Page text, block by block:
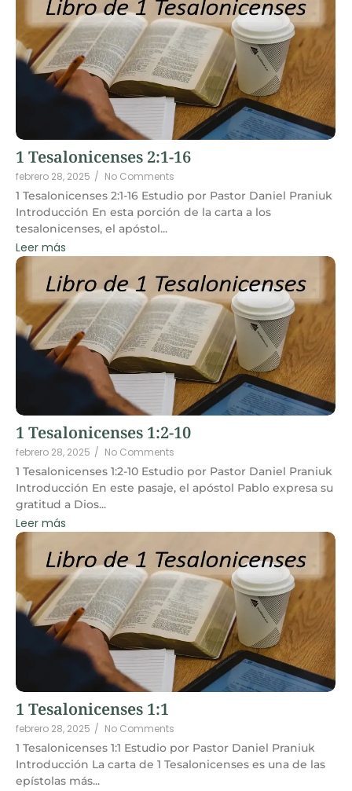
1 Tesalonicenses 2:1-16
febrero 28, 2025 / No Comments
1 Tesalonicenses 2:1-16 Estudio por Pastor Daniel Praniuk
Introducción En esta porción de la carta a los
tesalonicenses, el apóstol...
Leer más
1 Tesalonicenses 1:2-10
febrero 28, 2025 / No Comments
1 Tesalonicenses 1:2-10 Estudio por Pastor Daniel Praniuk
Introducción En este pasaje, el apóstol Pablo expresa su
gratitud a Dios...
Leer más
1 Tesalonicenses 1:1
febrero 28, 2025 / No Comments
1 Tesalonicenses 1:1 Estudio por Pastor Daniel Praniuk
Introducción La carta de 1 Tesalonicenses es una de las
epístolas más...